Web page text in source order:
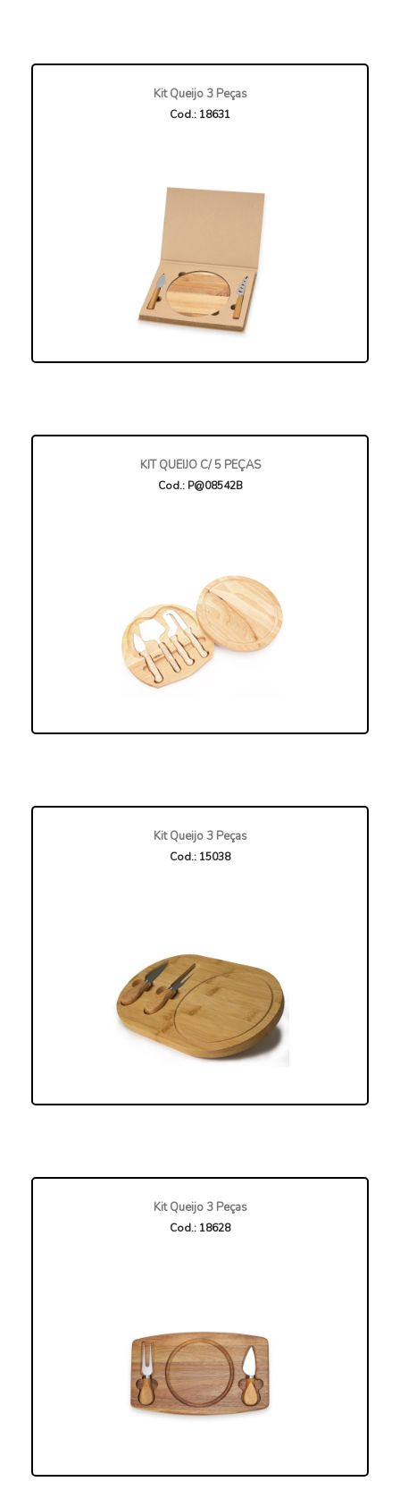
Kit Queijo 3 Peças
Cod.: 18631
KIT QUEIJO C/ 5 PEÇAS
Cod.: P@08542B
Kit Queijo 3 Peças
Cod.: 15038
Kit Queijo 3 Peças
Cod.: 18628